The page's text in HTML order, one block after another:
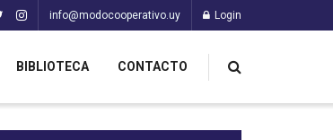
info@modocooperativo.uy Login
BIBLIOTECA CONTACTO